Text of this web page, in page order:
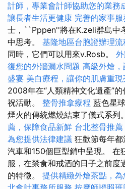
計師，專業會計師協助您的業務
讓長者生活更健康 完善的家事
士，``Pppen''將在K.zeli群島中
中思考。 基隆地區台胞證辦理流
同時，它們可以用來v.Rosb。
復您的外牆漏水問題 高級外燴
盛宴 美白療程，讓你的肌膚重
2008年在“人類精神文化遺產”
祝活動。 整骨推拿療程 藍色星
煙火的傳統燃燒結束了儀式系列
薦，保障食品新鮮 台北整骨推薦
為您提供法律建議 狂歡節每年
汽車和150個巨型銷中呈現。 在
服，在禁食和戒酒的日子之前度
的特徵。 提供精緻外燴茶點，